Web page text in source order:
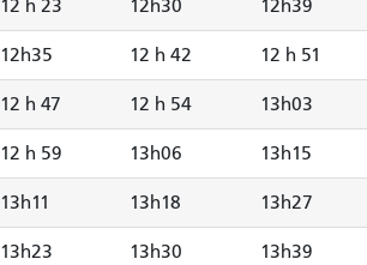
12 h 23 12h30 12h39
12h35 12 h 42 12 h 51
12 h 47 12 h 54 13h03
12 h 59 13h06 13h15
13h11 13h18 13h27
13h23 13h30 13h39